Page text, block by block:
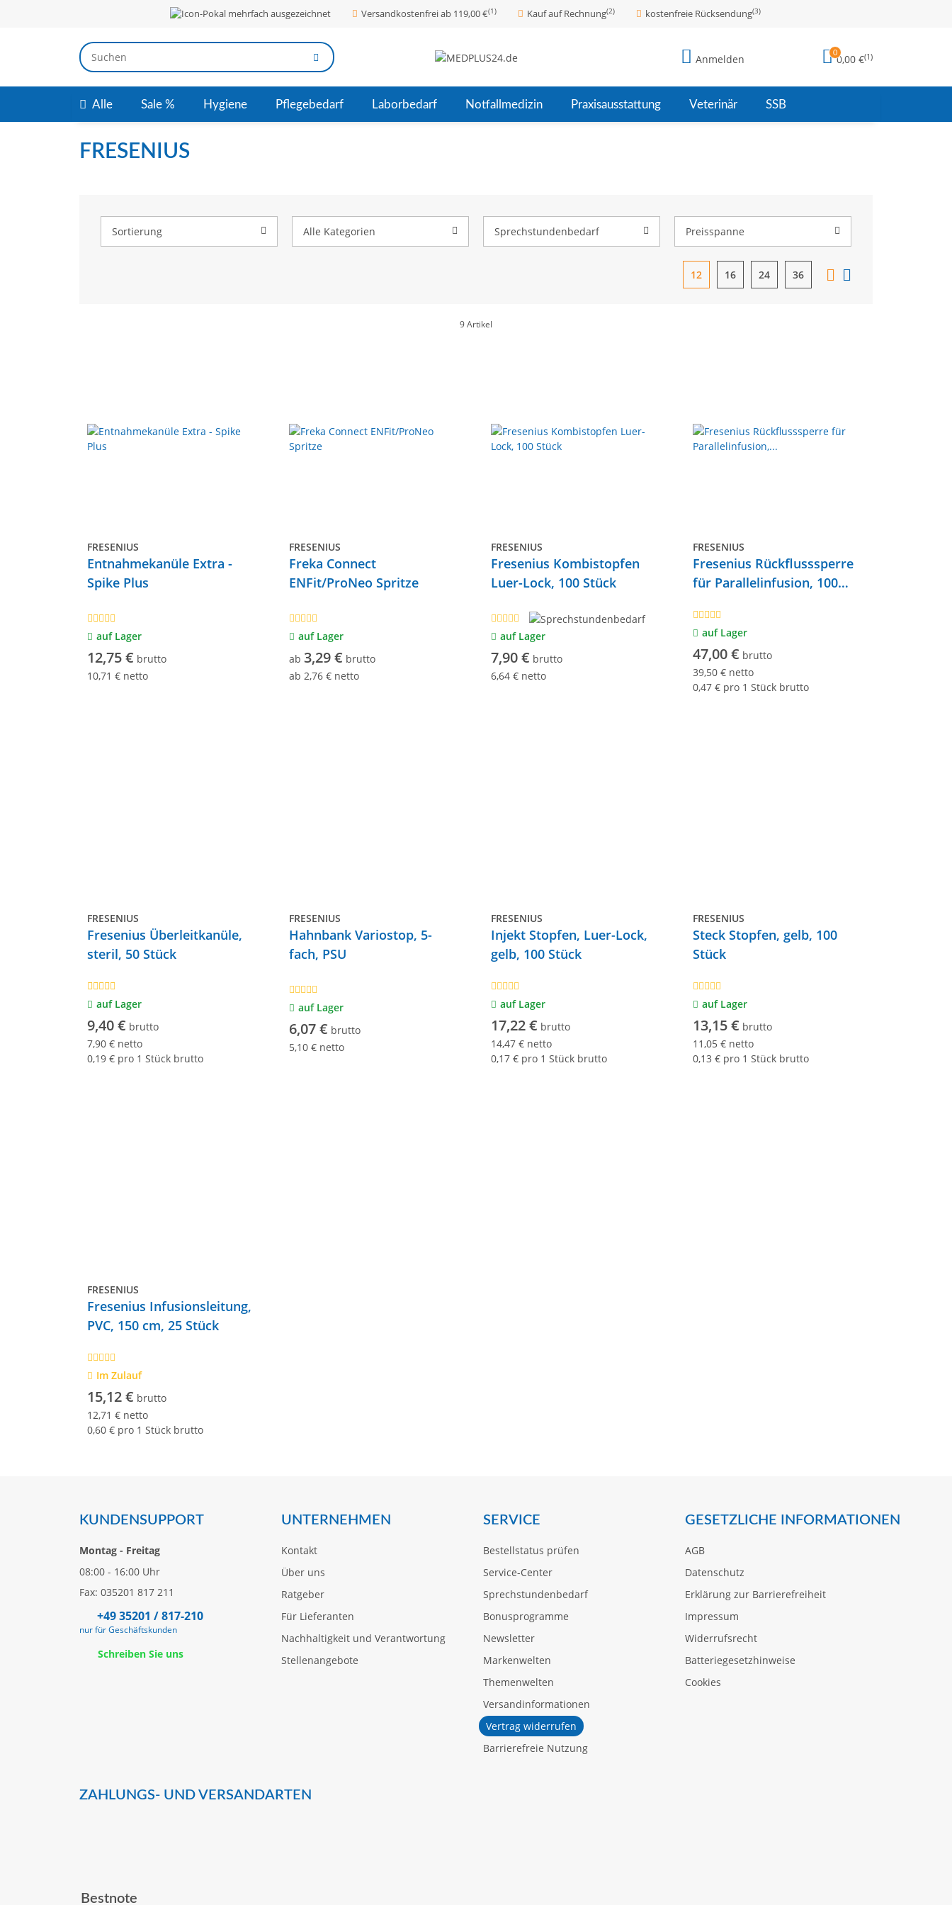
mehrfach ausgezeichnet Versandkostenfrei ab 119,00 €(1) Kauf auf Rechnung(2) kostenfreie Rücksendung(3)
Anmelden 00,00 €(1)
Alle Sale % Hygiene Pflegebedarf Laborbedarf Notfallmedizin Praxisausstattung Veterinär SSB
FRESENIUS
Sortierung Alle Kategorien Sprechstundenbedarf Preisspanne
12 16 24 36
9 Artikel
FRESENIUS
Entnahmekanüle Extra -
Spike Plus
auf Lager
12,75 € brutto
10,71 € netto
FRESENIUS
Freka Connect
ENFit/ProNeo Spritze
auf Lager
ab 3,29 € brutto
ab 2,76 € netto
FRESENIUS
Fresenius Kombistopfen
Luer-Lock, 100 Stück
auf Lager
7,90 € brutto
6,64 € netto
FRESENIUS
Fresenius Rückflusssperre
für Parallelinfusion, 100
auf Lager
47,00 € brutto
39,50 € netto
0,47 € pro 1 Stück brutto
FRESENIUS
Fresenius Überleitkanüle,
steril, 50 Stück
auf Lager
9,40 € brutto
7,90 € netto
0,19 € pro 1 Stück brutto
FRESENIUS
Hahnbank Variostop, 5-
fach, PSU
auf Lager
6,07 € brutto
5,10 € netto
FRESENIUS
Injekt Stopfen, Luer-Lock,
gelb, 100 Stück
auf Lager
17,22 € brutto
14,47 € netto
0,17 € pro 1 Stück brutto
FRESENIUS
Steck Stopfen, gelb, 100
Stück
auf Lager
13,15 € brutto
11,05 € netto
0,13 € pro 1 Stück brutto
FRESENIUS
Fresenius Infusionsleitung,
PVC, 150 cm, 25 Stück
Im Zulauf
15,12 € brutto
12,71 € netto
0,60 € pro 1 Stück brutto
KUNDENSUPPORT
Montag - Freitag
08:00 - 16:00 Uhr
Fax: 035201 817 211
+49 35201 / 817-210
nur für Geschäftskunden
Schreiben Sie uns
UNTERNEHMEN
Kontakt
Über uns
Ratgeber
Für Lieferanten
Nachhaltigkeit und Verantwortung
Stellenangebote
SERVICE
Bestellstatus prüfen
Service-Center
Sprechstundenbedarf
Bonusprogramme
Newsletter
Markenwelten
Themenwelten
Versandinformationen
Vertrag widerrufen
Barrierefreie Nutzung
GESETZLICHE INFORMATIONEN
AGB
Datenschutz
Erklärung zur Barrierefreiheit
Impressum
Widerrufsrecht
Batteriegesetzhinweise
Cookies
ZAHLUNGS- UND VERSANDARTEN
Bestnote